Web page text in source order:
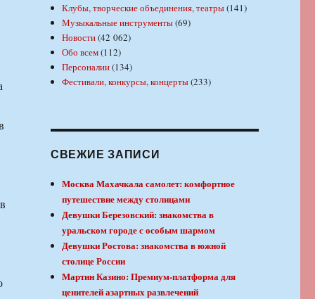
Клубы, творческие объединения, театры(141)
Музыкальные инструменты(69)
Новости(42 062)
Обо всем(112)
Персоналии(134)
Фестивали, конкурсы, концерты(233)
СВЕЖИЕ ЗАПИСИ
Москва Махачкала самолет: комфортное
путешествие между столицами
Девушки Березовский: знакомства в
уральском городе с особым шармом
Девушки Ростова: знакомства в южной
столице России
Мартин Казино: Премиум-платформа для
ценителей азартных развлечений